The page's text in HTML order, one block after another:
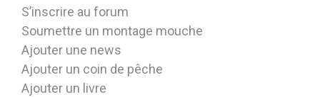
S’inscrire au forum
Soumettre un montage mouche
Ajouter une news
Ajouter un coin de pêche
Ajouter un livre